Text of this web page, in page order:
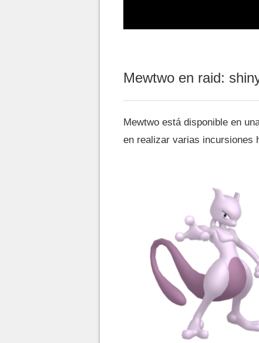
Mewtwo en raid:
Mewtwo está disponible en
en realizar varias incursiones